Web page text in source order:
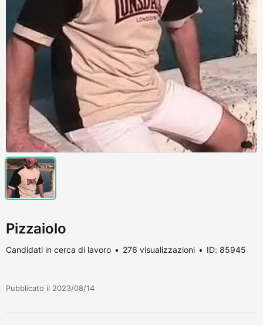
Pizzaiolo
Candidati in cerca di lavoro 276 visualizzazioni ID: 85945
Pubblicato il 2023/08/14